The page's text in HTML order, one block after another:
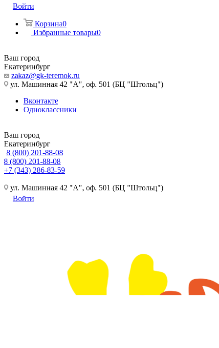
Войти
Корзина0
Избранные товары0
Ваш город
Екатеринбург
zakaz@gk-teremok.ru
ул. Машинная 42 "А", оф. 501 (БЦ "Штольц")
Вконтакте
Одноклассники
Ваш город
Екатеринбург
8 (800) 201-88-08
8 (800) 201-88-08
+7 (343) 286-83-59
ул. Машинная 42 "А", оф. 501 (БЦ "Штольц")
Войти